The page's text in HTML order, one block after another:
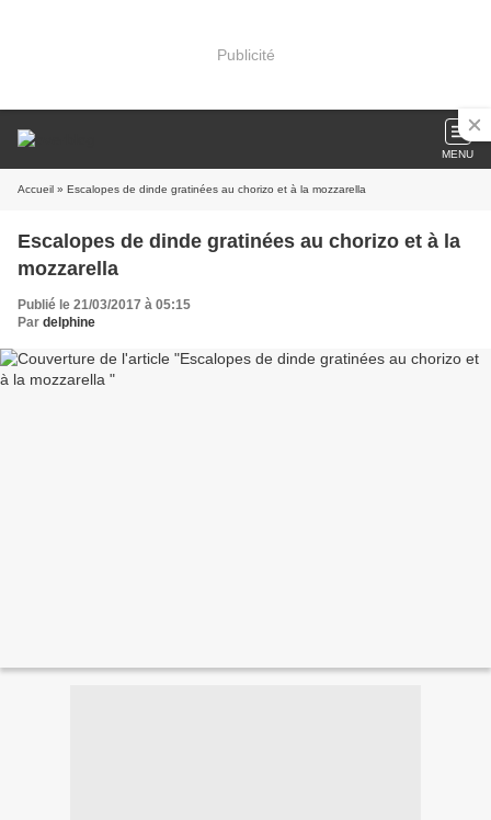
Publicité
MENU
Accueil » Escalopes de dinde gratinées au chorizo et à la mozzarella
Escalopes de dinde gratinées au chorizo et à la
mozzarella
Publié le 21/03/2017 à 05:15
Par delphine